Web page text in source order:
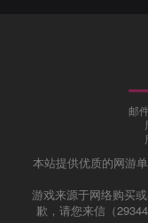
（注：并非一
并非本站创作，本
邮
本站提供优质的网游
游戏来源于网络购买
歉，请您来信（